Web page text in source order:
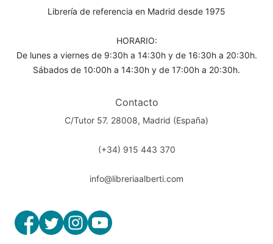
Librería de referencia en Madrid desde 1975
HORARIO:
De lunes a viernes de 9:30h a 14:30h y de 16:30h a 20:30h.
Sábados de 10:00h a 14:30h y de 17:00h a 20:30h.
Contacto
C/Tutor 57. 28008, Madrid (España)
(+34) 915 443 370
info@libreriaalberti.com